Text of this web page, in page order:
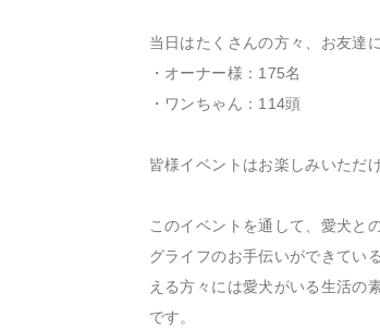
当日はたくさんの方々、お友達
・オーナー様：175名
・ワンちゃん：114頭
皆様イベントはお楽しみいただ
このイベントを通して、愛犬と
グライフのお手伝いができてい
える方々には愛犬がいる生活の
です。